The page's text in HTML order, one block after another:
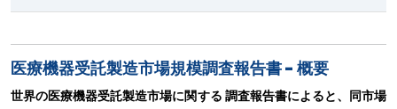
医療機器受託製造市場規模調査報告書 - 概要
世界の医療機器受託製造市場に関する 調査報告書によると、同市場